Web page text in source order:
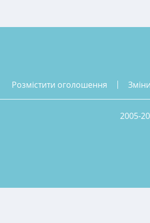
розмістити оголошення
2005-